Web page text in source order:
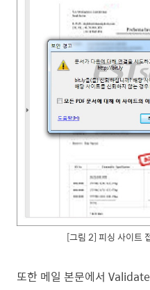
[그림 2] 피싱 사이트
또한 메일 본문에서